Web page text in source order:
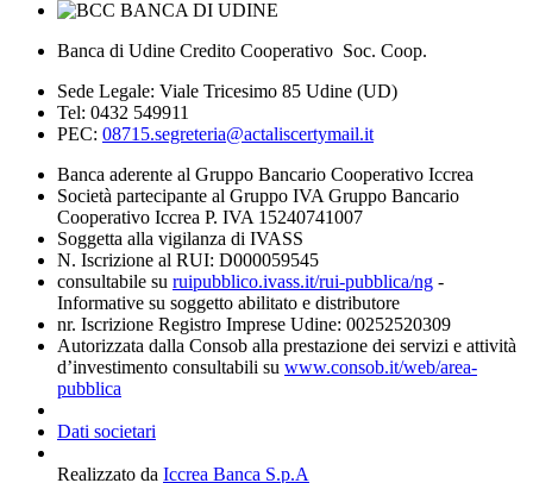
Banca di Udine Credito Cooperativo Soc. Coop.
Sede Legale: Viale Tricesimo 85 Udine (UD)
Tel: 0432 549911
PEC: 08715.segreteria@actaliscertymail.it
Banca aderente al Gruppo Bancario Cooperativo Iccrea
Società partecipante al Gruppo IVA Gruppo Bancario
Cooperativo Iccrea P. IVA 15240741007
Soggetta alla vigilanza di IVASS
N. Iscrizione al RUI: D000059545
consultabile su ruipubblico.ivass.it/rui-pubblica/ng -
Informative su soggetto abilitato e distributore
nr. Iscrizione Registro Imprese Udine: 00252520309
Autorizzata dalla Consob alla prestazione dei servizi e attività
d’investimento consultabili su www.consob.it/web/area-
pubblica
Dati societari
Realizzato da Iccrea Banca S.p.A